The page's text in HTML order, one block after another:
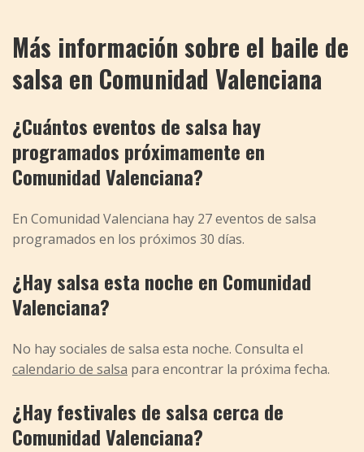
Más información sobre el baile de
salsa en Comunidad Valenciana
¿Cuántos eventos de salsa hay
programados próximamente en
Comunidad Valenciana?
En Comunidad Valenciana hay 27 eventos de salsa
programados en los próximos 30 días.
¿Hay salsa esta noche en Comunidad
Valenciana?
No hay sociales de salsa esta noche. Consulta el
calendario de salsa para encontrar la próxima fecha.
¿Hay festivales de salsa cerca de
Comunidad Valenciana?